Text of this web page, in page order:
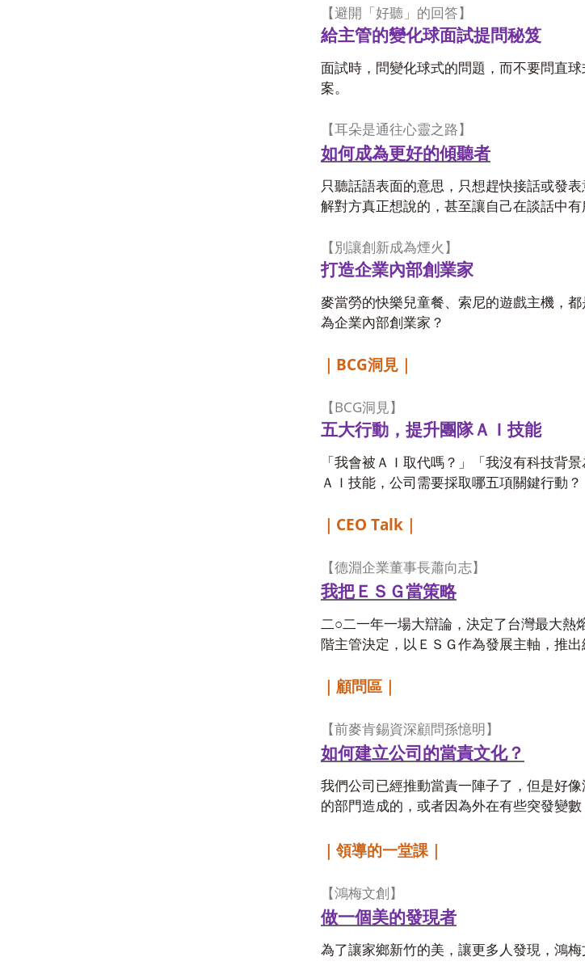
【避開「好聽」的回答】
給主管的變化球面試提問秘笈
面試時，問變化球式的問題，而不要問直
案。
【耳朵是通往心靈之路】
如何成為更好的傾聽者
只聽話語表面的意思，只想趕快接話或發
解對方真正想說的，甚至讓自己在談話中有
【別讓創新成為煙火】
打造企業內部創業家
麥當勞的快樂兒童餐、索尼的遊戲主機，
為企業內部創業家？
BCG洞見｜
【 BCG洞見】
五大行動，提升團隊ＡＩ技能
「我會被ＡＩ取代嗎？」「我沒有科技背
ＡＩ技能，公司需要採取哪五項關鍵行動？
CEO Talk
【德淵企業董事長蕭向志】
我把ＥＳＧ當策略
二○二一年一場大辯論，決定了台灣最大熱
階主管決定，以ＥＳＧ作為發展主軸，推出
｜顧問區｜
【前麥肯錫資深顧問孫憶明】
如何建立公司的當責文化？
我們公司已經推動當責一陣子了，但是好
的部門造成的，或者因為外在有些突發變
｜領導的一堂課｜
【鴻梅文創】
做一個美的發現者
為了讓家鄉新竹的美，讓更多人發現，鴻